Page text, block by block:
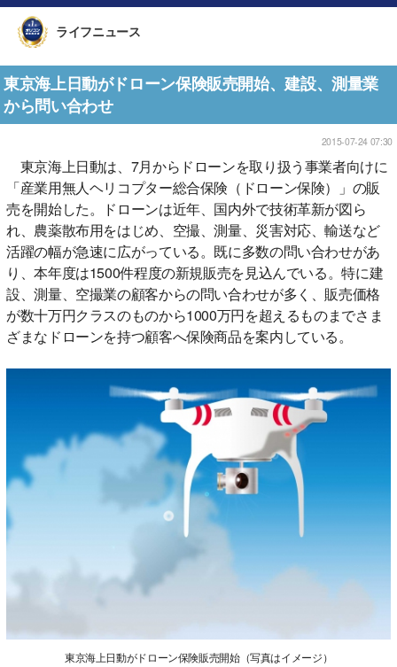
ライフニュース
東京海上日動がドローン保険販売開始、建設、測量業
から問い合わせ
2015-07-24 07:30
東京海上日動は、7月からドローンを取り扱う事業者向けに
「産業用無人ヘリコプター総合保険（ドローン保険）」の販
売を開始した。ドローンは近年、国内外で技術革新が図ら
れ、農薬散布用をはじめ、空撮、測量、災害対応、輸送など
活躍の幅が急速に広がっている。既に多数の問い合わせがあ
り、本年度は1500件程度の新規販売を見込んでいる。特に建
設、測量、空撮業の顧客からの問い合わせが多く、販売価格
が数十万円クラスのものから1000万円を超えるものまでさま
ざまなドローンを持つ顧客へ保険商品を案内している。
東京海上日動がドローン保険販売開始（写真はイメージ）